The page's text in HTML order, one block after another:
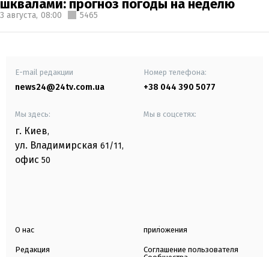
шквалами: прогноз погоды на неделю
3 августа, 08:00 5465
E-mail редакции
news24@24tv.com.ua
Номер телефона:
+38 044 390 5077
Мы здесь:
г. Киев,
ул. Владимирская 61/11,
офис 50
Мы в соцсетях:
О нас
Редакция
приложения
Соглашение пользователя